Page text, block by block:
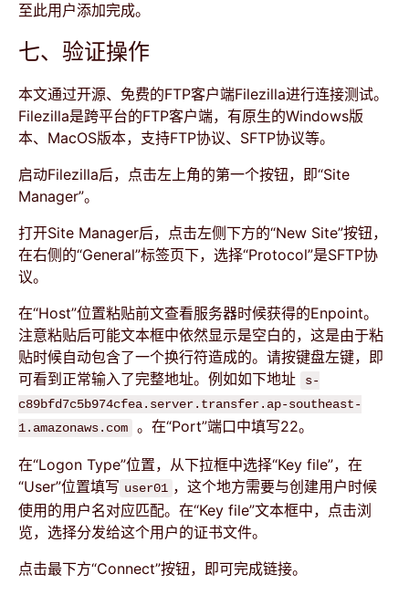
至此用户添加完成。
七、验证操作
本文通过开源、免费的FTP客户端Filezilla进行连接测试。
Filezilla是跨平台的FTP客户端，有原生的Windows版
本、MacOS版本，支持FTP协议、SFTP协议等。
启动Filezilla后，点击左上角的第一个按钮，即“Site
Manager”。
打开Site Manager后，点击左侧下方的“New Site”按钮，
在右侧的“General”标签页下，选择“Protocol”是SFTP协
议。
在“Host”位置粘贴前文查看服务器时候获得的Enpoint。
注意粘贴后可能文本框中依然显示是空白的，这是由于粘
贴时候自动包含了一个换行符造成的。请按键盘左键，即
可看到正常输入了完整地址。例如如下地址
s-
c89bfd7c5b974cfea.server.transfer.ap-southeast-
1.amazonaws.com
。在“Port”端口中填写22。
在“Logon Type”位置，从下拉框中选择“Key file”，在
“User”位置填写 user01 ，这个地方需要与创建用户时候
使用的用户名对应匹配。在“Key file”文本框中，点击浏
览，选择分发给这个用户的证书文件。
点击最下方“Connect”按钮，即可完成链接。